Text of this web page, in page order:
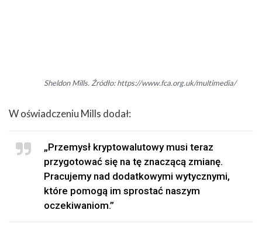
Sheldon Mills. Źródło: https://www.fca.org.uk/multimedia/
W oświadczeniu Mills dodał:
„Przemysł kryptowalutowy musi teraz
przygotować się na tę znaczącą zmianę.
Pracujemy nad dodatkowymi wytycznymi,
które pomogą im sprostać naszym
oczekiwaniom.”